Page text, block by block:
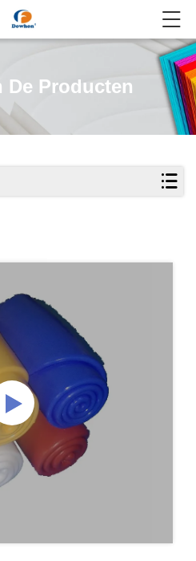
De Producten